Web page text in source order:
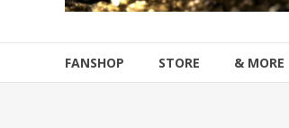
FANSHOP STORE & MORE